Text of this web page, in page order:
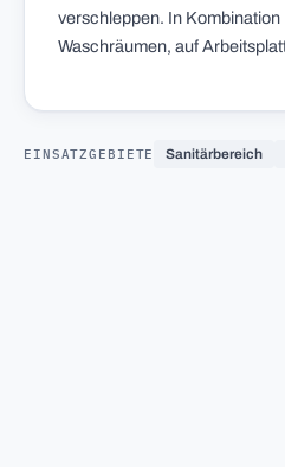
verschleppen. In
Waschräumen, auf
EINSATZGEBIETE Sanitärbereich